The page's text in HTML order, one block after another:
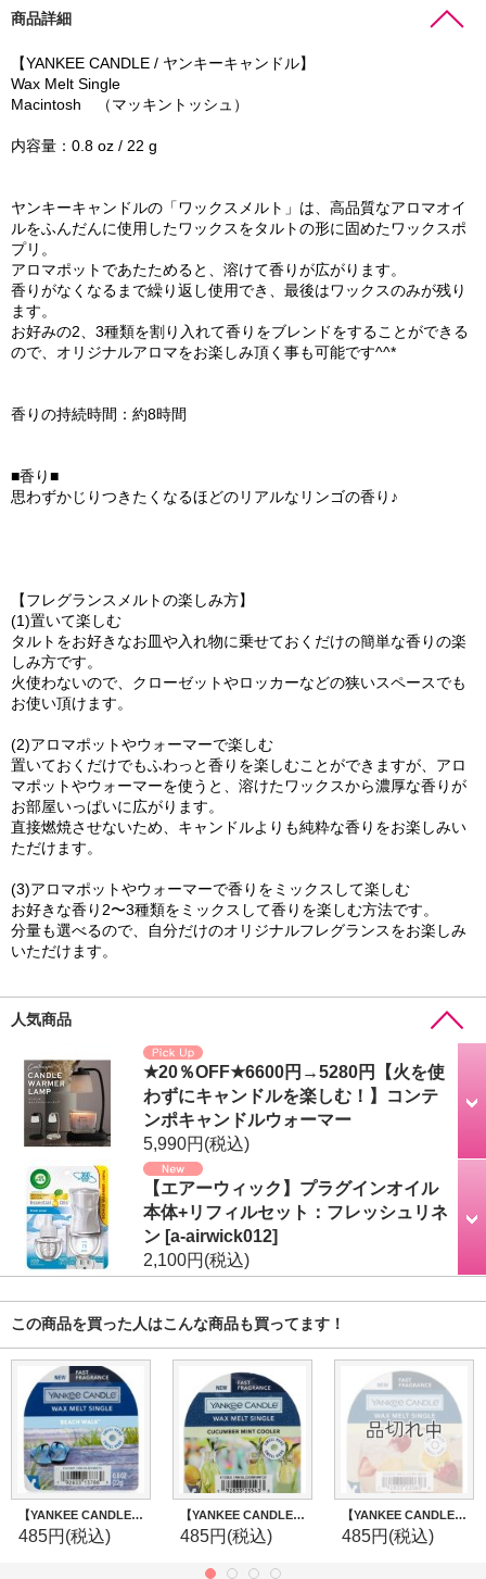
商品詳細
【YANKEE CANDLE / ヤンキーキャンドル】
Wax Melt Single
Macintosh （マッキントッシュ）
内容量：0.8 oz / 22 g
ヤンキーキャンドルの「ワックスメルト」は、高品質なアロマオイ
ルをふんだんに使用したワックスをタルトの形に固めたワックスポ
プリ。
アロマポットであたためると、溶けて香りが広がります。
香りがなくなるまで繰り返し使用でき、最後はワックスのみが残り
ます。
お好みの2、3種類を割り入れて香りをブレンドをすることができる
ので、オリジナルアロマをお楽しみ頂く事も可能です^^*
香りの持続時間：約8時間
■香り■
思わずかじりつきたくなるほどのリアルなリンゴの香り♪
【フレグランスメルトの楽しみ方】
(1)置いて楽しむ
タルトをお好きなお皿や入れ物に乗せておくだけの簡単な香りの楽
しみ方です。
火使わないので、クローゼットやロッカーなどの狭いスペースでも
お使い頂けます。
(2)アロマポットやウォーマーで楽しむ
置いておくだけでもふわっと香りを楽しむことができますが、アロ
マポットやウォーマーを使うと、溶けたワックスから濃厚な香りが
お部屋いっぱいに広がります。
直接燃焼させないため、キャンドルよりも純粋な香りをお楽しみい
ただけます。
(3)アロマポットやウォーマーで香りをミックスして楽しむ
お好きな香り2〜3種類をミックスして香りを楽しむ方法です。
分量も選べるので、自分だけのオリジナルフレグランスをお楽しみ
いただけます。
人気商品
★20％OFF★6600円→5280円【火を使
わずにキャンドルを楽しむ！】コンテ
ンポキャンドルウォーマー
5,990円(税込)
【エアーウィック】プラグインオイル
本体+リフィルセット：フレッシュリネ
ン [a-airwick012]
2,100円(税込)
この商品を買った人はこんな商品も買ってます！
【YANKEE CANDLE/ヤンキーキャンドル】ワックスメルト：ビーチウォーク
485円(税込)
【YANKEE CANDLE】タルトワックスポプリ(ワックスメルト)：キューカンバーミントクーラー
485円(税込)
【YANKEE CANDLE/ヤンキーキャンドル】ワックスメルト：アイスベリーレモネード
485円(税込)